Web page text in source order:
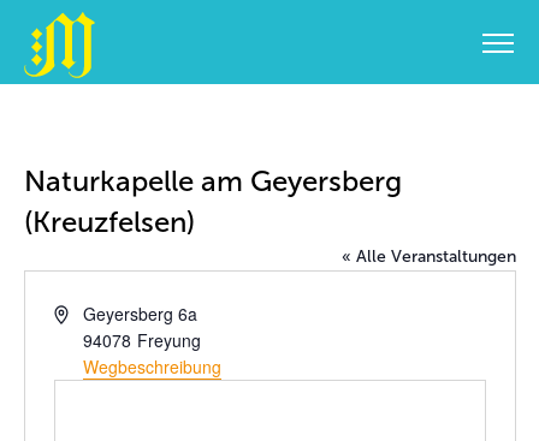
Naturkapelle am Geyersberg
(Kreuzfelsen)
« Alle Veranstaltungen
AdresseGeyersberg 6a
Freyung
94078
Wegbeschreibung